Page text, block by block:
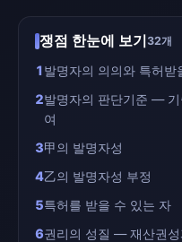
쟁점 한눈에 보기32개
1발명자의 의의와 특허받
2발명자의 판단기준 —
여
3甲의 발명자성
4乙의 발명자성 부정
5특허를 받을 수 있는 자
6권리의 성질 — 재산권